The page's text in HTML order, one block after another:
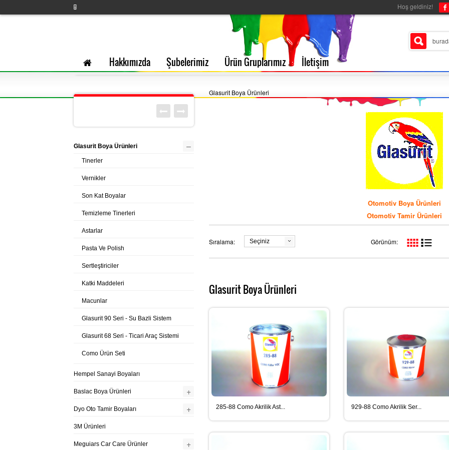
Hoş geldiniz!
Hakkımızda Şubelerimiz Ürün Gruplarımız İletişim
Glasurit Boya Ürünleri
Otomotiv Boya Ürünleri
Otomotiv Tamir Ürünleri
Sıralama: Seçiniz Görünüm:
Glasurit Boya Ürünleri
285-88 Como Akrilik Ast... 929-88 Como Akrilik Ser...
Glasurit Boya Ürünleri –
Tinerler
Vernikler
Son Kat Boyalar
Temizleme Tinerleri
Astarlar
Pasta Ve Polish
Sertleştiriciler
Katki Maddeleri
Macunlar
Glasurit 90 Seri - Su Bazli Sistem
Glasurit 68 Seri - Ticari Araç Sistemi
Como Ürün Seti
Hempel Sanayi Boyaları
Baslac Boya Ürünleri +
Dyo Oto Tamir Boyaları +
3M Ürünleri
Meguiars Car Care Ürünler +